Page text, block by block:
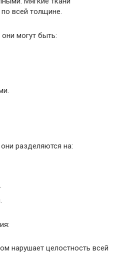
всей толщине.
могут быть:
разделяются на:
нарушает целостность всей